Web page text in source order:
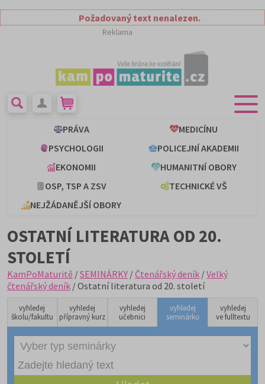
Požadovaný text nenalezen.
Reklama
PRÁVA
MEDICÍNU
PSYCHOLOGII
POLICEJNÍ AKADEMII
EKONOMII
HUMANITNÍ OBORY
OSP, TSP A ZSV
TECHNICKÉ VŠ
NEJŽÁDANĚJŠÍ OBORY
OSTATNÍ LITERATURA OD 20.
STOLETÍ
KamPoMaturitě /SEMINÁRKY / Čtenářský deník /Velký
čtenářský deník / Ostatní literatura od 20. století
vyhledej
školu/fakultu
vyhledej
přípravný kurz
vyhledej
učebnici
vyhledej
seminárku
vyhledej
ve fulltextu